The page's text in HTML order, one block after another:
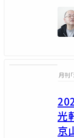
月刊
光
京